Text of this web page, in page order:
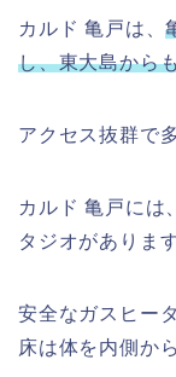
カルド 亀戸は、
し、東大島から
アクセス抜群で
カルド 亀戸には
タジオがあります
安全なガスヒー
床は体を内側か